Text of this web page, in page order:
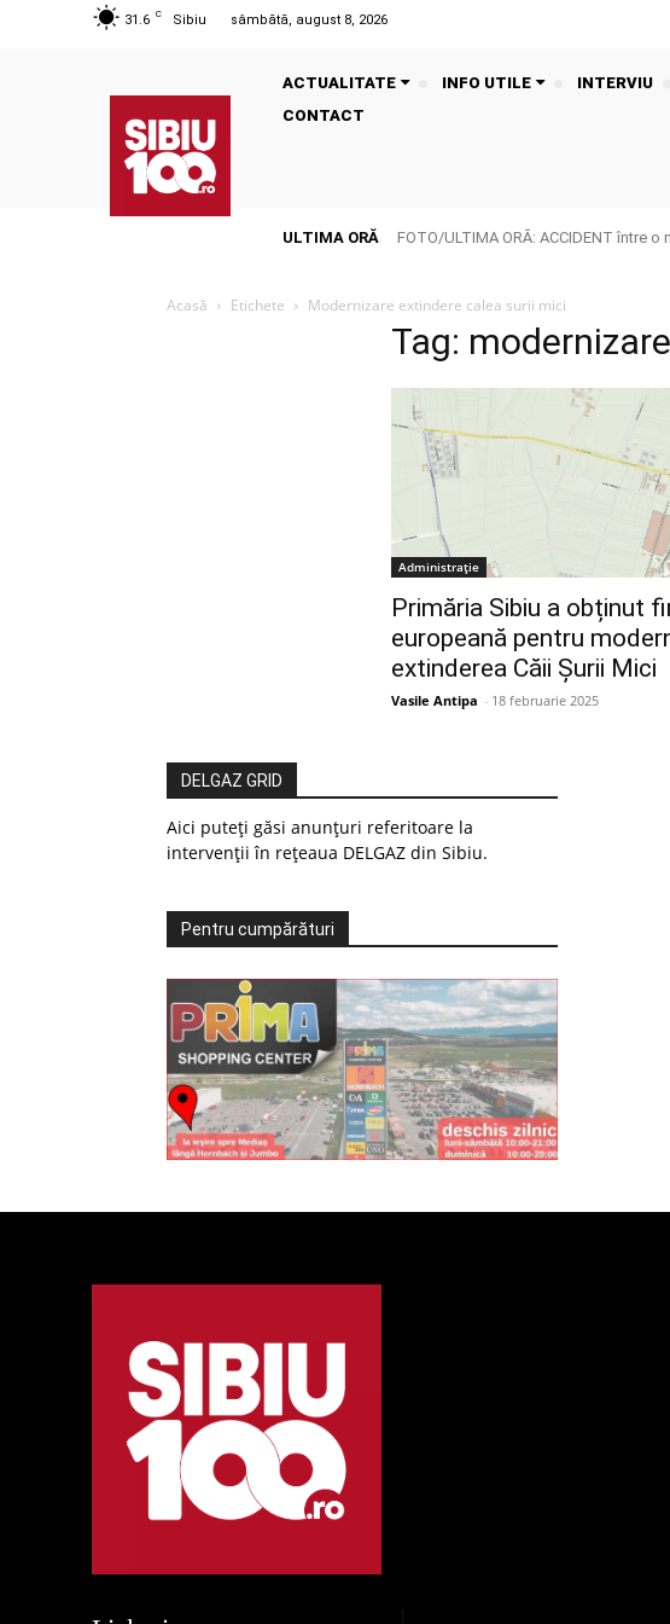
31.6 C Sibiu sâmbătă, august 8, 2026
ACTUALITATE INFO UTILE INTERVIU
CONTACT
ULTIMA ORĂ FOTO/ULTIMA ORĂ: ACCIDENT între
Acasă Etichete Modernizare extindere calea surii mici
Tag:
Administrație
Primăria Sibiu a obținut
europeană pentru
extinderea Căii Șurii Mici
Vasile Antipa - 18 februarie 2025
DELGAZ GRID
Aici puteți găsi anunțuri referitoare la
intervenții în rețeaua DELGAZ din Sibiu.
Pentru cumpărături